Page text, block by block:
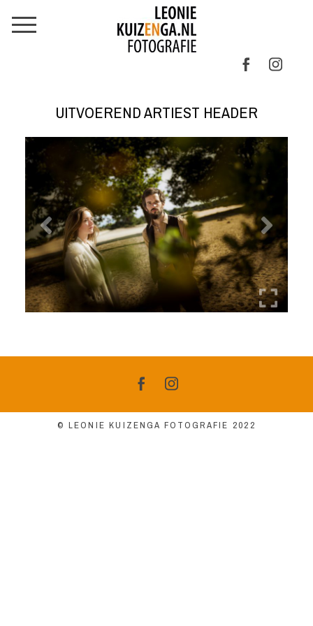
UITVOEREND ARTIEST HEADER
© LEONIE KUIZENGA FOTOGRAFIE 2022